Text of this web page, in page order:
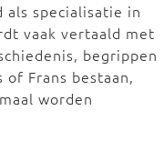
als specialisatie in
vaak vertaald met
begrippen
Frans bestaan,
worden